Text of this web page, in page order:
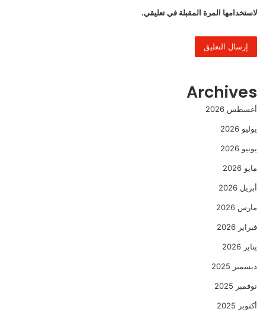
لاستخدامها المرة المقبلة في تعليقي.
Archives
أغسطس 2026
يوليو 2026
يونيو 2026
مايو 2026
أبريل 2026
مارس 2026
فبراير 2026
يناير 2026
ديسمبر 2025
نوفمبر 2025
أكتوبر 2025